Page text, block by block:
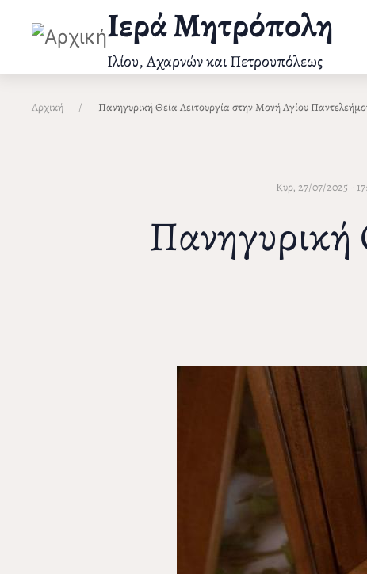
Ιερά Μητρόπολη
Ιλίου, Αχαρνών και Πετρουπόλεως
Αρχική Πανηγυρική Θεία Λειτουργία στην Μονή Αγίου
Κυρ, 27/07/2025 -
Πανηγυρική